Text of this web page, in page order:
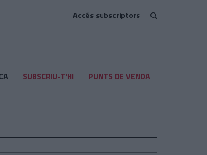
Accés subscriptors
SUBSCRIU-T'HI PUNTS DE VENDA